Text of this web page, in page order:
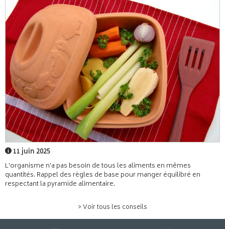
11 juin 2025
L'organisme n'a pas besoin de tous les aliments en mêmes
quantités. Rappel des règles de base pour manger équilibré en
respectant la pyramide alimentaire.
> Voir tous les conseils